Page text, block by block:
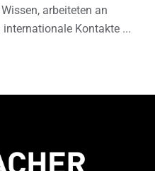
arbeiteten an
Kontakte